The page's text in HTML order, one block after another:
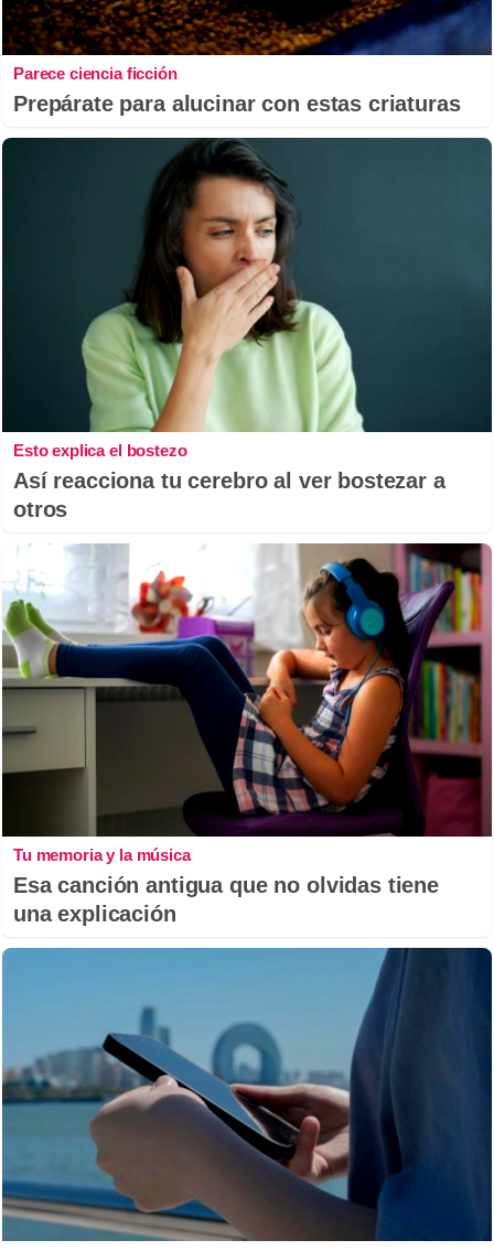
Parece ciencia ficción
Prepárate para alucinar con estas criaturas
Esto explica el bostezo
Así reacciona tu cerebro al ver bostezar a
otros
Tu memoria y la música
Esa canción antigua que no olvidas tiene
una explicación